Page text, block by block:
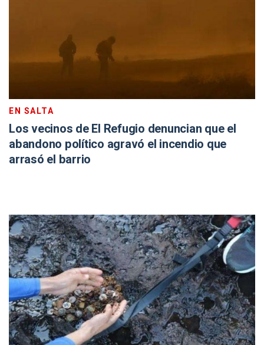
EN SALTA
Los vecinos de El Refugio denuncian que el
abandono político agravó el incendio que
arrasó el barrio